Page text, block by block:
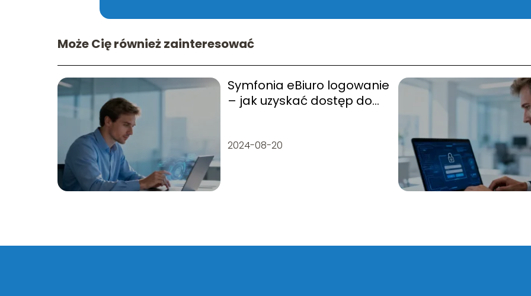
Może Cię również zainteresować
Symfonia eBiuro logowanie
– jak uzyskać dostęp do
2024-08-20